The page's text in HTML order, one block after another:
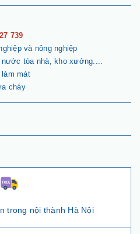
739
và nông nghiệp
nước tòa nhà, kho xưởng....
mát
cháy
trong nội thành Hà Nội